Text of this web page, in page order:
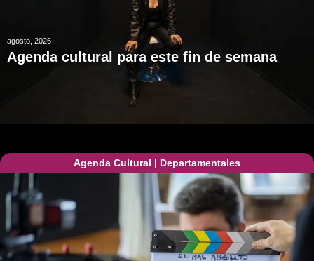
agosto, 2026
Agenda cultural para este fin de semana
Agenda Cultural | Departamentales